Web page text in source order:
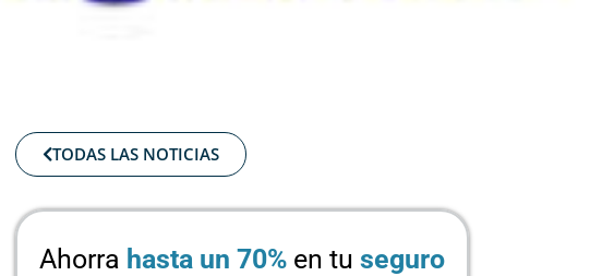
TODAS LAS NOTICIAS
Ahorra hasta un 70% en tu seguro